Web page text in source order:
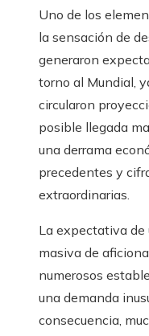
Uno de los
la sensación de
generaron
torno al Mundial,
circularon
posible llegada
una derrama
precedentes y
extraordinarias.
La expectativa de
masiva de
numerosos
una demanda
consecuencia,